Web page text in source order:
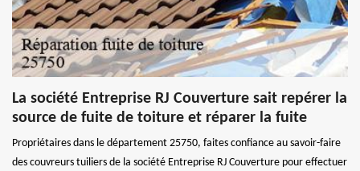
La société Entreprise RJ Couverture sait repérer la
source de fuite de toiture et réparer la fuite
Propriétaires dans le département 25750, faites confiance au savoir-faire
des couvreurs tuiliers de la société Entreprise RJ Couverture pour effectuer